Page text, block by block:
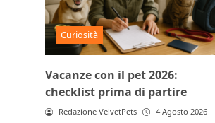
Curiosità
Vacanze con il pet 2026:
checklist prima di partire
Redazione VelvetPets 4 Agosto 2026